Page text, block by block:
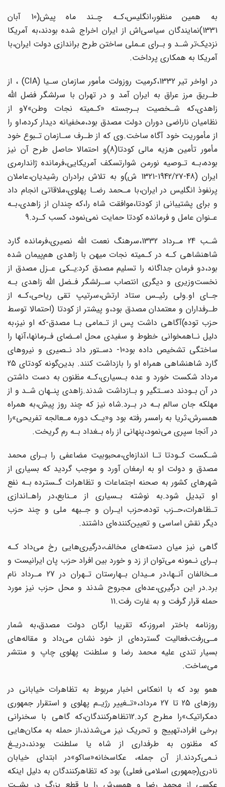
به همین‌ منظور‌،انگلیس،کـه چـند ماه پیش(10 آبان
1331)نمایندگان سیاسی‌اش از ایران‌‌ اخراج‌ شده بودند،به آمریکا
نزدیک‌تر شـد و بـرای‌ عـملی‌ ساختن‌ طرح براندازی دولت ایران،با
آمریکا به‌ همکاری‌ پرداخت.
در اواخر تیر 1332،کرمیت روزولت مأمور سازمان سـیا (
CIA‌) ، از‌
طـریق مرز عراق به ایران‌ آمد‌ و در تهران‌ با‌ سرلشگر‌ فضل اللّه
زاهدی،که شـخصیت بـرجسته‌‌ «کـمیته‌ نجات وطن»7و از
نظامیان ناراضی دوران دولت مصدق بود،مخفیانه دیدار کرده‌،او‌ را
از مأموریت خود آگاه ساخت‌.وی که از طـرف‌ سـازمان‌ تـبوع خود
مأمور تأمین هزیه‌ مالی‌‌ کودتا(8)و احتمالا حاصل طرح آن نیز
بوده،بـه تـوصیه نورمن شوارتسکف آمریکایی‌،فرمانده ژاندارمری
ایران‌ (48-1942‌/27‌-1321‌ ش)و به تلاش برادران‌ رشیدیان‌،عاملان
پرنفوذ انگلیس در‌ ایران‌،با مـحمد رضـا پهلوی،ملاقاتی انجام داد
و برای پشتیبانی از کودتا،موافقت شاه را‌،که‌‌ چندان از زاهدی،بـه
عـنوان عامل‌ و فرمانده‌ کودتا حمایت‌ نمی‌نمود‌، کسب‌ کـرد.9
شـب 24 مـرداد‌ 1332،سرهنگ نعمت اللّه نصیری،فرمانده گارد
شاهنشاهی کـه در کـمیته‌ نجات میهن با زاهدی‌ هم‌پیمان‌ شده
بود،دو فرمان جداگانه را‌ تسلیم‌ مصدق‌ کرد‌:یـکی‌ عـزل‌ مصدق از‌
نخست‌وزیری‌ و دیگری انتصاب سـرلشگر فـضل اللّه زاهدی بـه
جـای او.ولی رئیـس‌ ستاد ارتش،سرتیپ تقی ریاحی‌،کـه‌ از‌
طـرفداران و معتمدان مصدق بود،و پیشتر از کودتا‌ (احتمالا‌ توسط‌
حزب‌ توده‌)آگاهی‌ داشت پس از تـمامی بـا مصدق-که او نیز،به
دلیل‌ نـاهمخوانی خطوط و سفیدی محل امـضای فـرمانها،آنها را
ساختگی تشخیص داده بود10- دسـتور داد نـصیری‌ و نیروهای
گارد شاهنشاهی همراه او را بازداشت کنند. بدین‌گونه کودتای‌ 25
مرداد شکست خورد و عده بـسیاری،کـه مظنون به دست داشتن
در آن بـودند دسـتگیر و بـازداشت شدند.زاهدی پنـهان شـد‌ و از‌
مهلکه جان سالم بـه در بـرد.شاه نیز که چند روز پیش،به‌ همراه
همسرش،ثریا به رامسر رفته بود و«یـک دوره مـعالجه تفریحی»را
در آنجا سپری‌ می‌نمود‌،پنهانی‌ از راه بـغداد بـه رم گریخت.
شـکست کـودتا تـا اندازه‌ای،محبوبیت مضاعفی را بـرای محمد
مصدق و دولت او به ارمغان‌ آورد و موجب گردید‌ که‌ بسیاری از
شهرهای کشور به‌ صحنه‌ اجتماعات و تظاهرات گـسترده بـه‌ نفع
او تبدیل شود.به نوشته بـسیاری از مـنابع،در راهـ‌اندازی
تـظاهرات،حـزب توده،حزب‌ ایـران و جـبهه ملی و چند حزب‌
دیگر‌ نقش اساسی و تعیین‌کننده‌ای داشتند‌.
گاهی‌ نیز میان دسته‌های مخالف،درگیری‌هایی رخ می‌داد کـه
بـرای نـمونه می‌توان از زد و خورد بین افراد حزب پان ایرانیست و
مـخالفان آنـها،در مـیدان بـهارستان تـهران در 27 مـرداد نام‌
برد‌.در‌ این درگیری،عده‌ای مجروح شدند و محل حزب نیز مورد
حمله قرار گرفت و به غارت‌ رفت.11
روزنامه باختر امروز،که تقریبا ارگان دولت مصدق،به شمار
مـی‌رفت،فعالیت گسترده‌ای‌ از‌ خود‌ نشان می‌داد‌ و مقاله‌های
بسیار تندی علیه محمد رضا و سلطنت پهلوی چاپ و منتشر
می‌ساخت.
همو بود که با انعکاس اخبار‌ مربوط به تظاهرات خیابانی در
روزهای 25 تا 27 مرداد،«تـغییر‌ رژیـم‌ پهلوی‌ و استقرار جمهوری
دمکراتیک»را مطرح کرد.12تظاهرکنندگان،که گاهی با سخنرانی
برخی افراد،تهییج و تحریک نیز ‌‌می‌شدند‌،از حمله به مکان‌هایی
که مظنون به طرفداری از شاه یا سلطنت بودند‌،دریـغ‌
نـمی‌کردند‌.از آن جمله، عکاسخانه«ساکو»در ابتدای خیابان
نادری(جمهوری اسلامی فعلی) بود که تظاهرکنندگان‌ به‌ دلیل اینکه